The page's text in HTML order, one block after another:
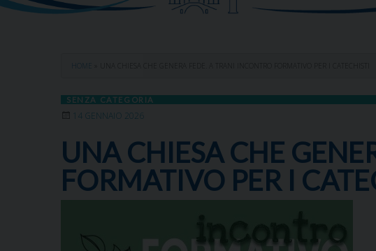
HOME
SENZA CATEGORIA
14 GENNAIO 2026
UNA CHIESA CHE
FORMATIVO PER I